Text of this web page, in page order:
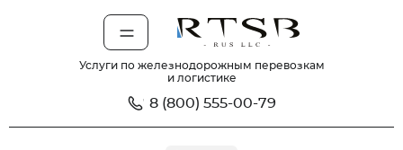
Услуги по железнодорожным перевозкам
и логистике
8 (800) 555-00-79